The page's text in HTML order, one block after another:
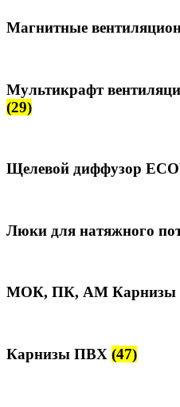
Магнитные
Мультикрафт
(29)
Щелевой диффузор
Люки для натяжного
МОК, ПК, АМ Карнизы
Карнизы ПВХ (47)